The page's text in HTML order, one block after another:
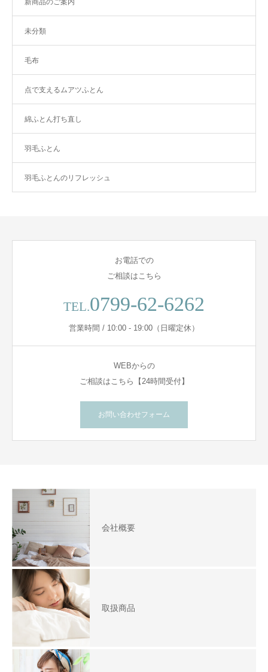
新商品のご案内
未分類
毛布
点で支えるムアツふとん
綿ふとん打ち直し
羽毛ふとん
羽毛ふとんのリフレッシュ
お電話での
ご相談はこちら
TEL.0799-62-6262
営業時間 / 10:00 - 19:00（日曜定休）
WEBからの
ご相談はこちら【24時間受付】
お問い合わせフォーム
会社概要
取扱商品